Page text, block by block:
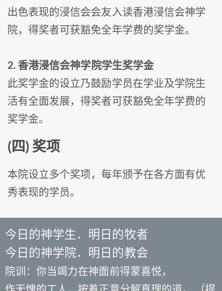
出色表现的浸信会会友入读香港浸信会神学
院，得奖者可获豁免全年学费的奖学金。
2. 香港浸信会神学院学生奖学金
此奖学金的设立乃鼓励学员在学业及学院生
活有全面发展，得奖者可获豁免全年学费的
奖学金。
(四) 奖项
本院设立多个奖项，每年颁予在各方面有优
秀表现的学员。
今日的神学生．明日的牧者
今日的神学院．明日的教会
院训：你当竭力在神面前得蒙喜悦，
作无愧的工人，按着正意分解真理的道。 （提